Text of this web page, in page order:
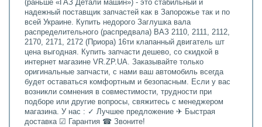
(раньше «ГАЗ Детали машин») - это стабильный и
надежный поставщик запчастей как в Запорожье так и по
всей Украине. Купить недорого Заглушка вала
распределительного (распредвала) ВАЗ 2110, 2111, 2112,
2170, 2171, 2172 (Приора) 16ти клапанный двигатель шт
цена выгодная. Купить запчасти дешево, со скидкой в
интернет магазине VR.ZP.UA. Заказывайте только
оригинальные запчасти, с нами ваш автомобиль всегда
будет оставаться комфортным и безопасным. Если у вас
возникли сомнения в совместимости, трудности при
подборе или другие вопросы, свяжитесь с менеджером
магазина. У нас : ✓ Лучшее предложение ✈ Быстрая
доставка ☑ Гарантия ☎ Звоните!